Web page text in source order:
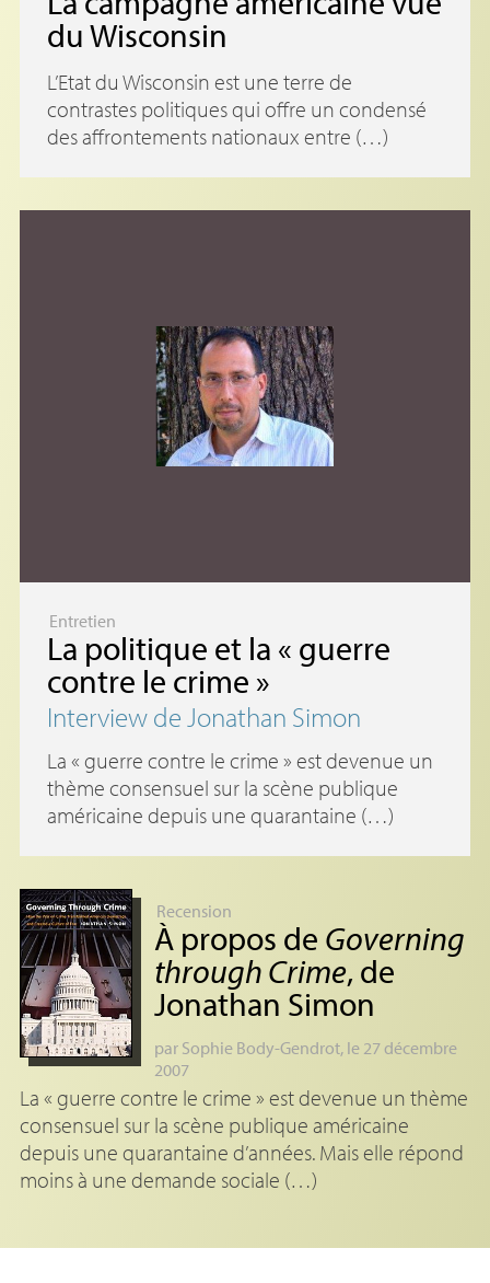
du Wisconsin
L’Etat du Wisconsin est une terre de
contrastes politiques qui offre un condensé
des affrontements nationaux entre (…)
Entretien
La politique et la « guerre
contre le crime »
Interview de Jonathan Simon
La « guerre contre le crime » est devenue un
thème consensuel sur la scène publique
américaine depuis une quarantaine (…)
Recension
À propos de Governing
through Crime, de
Jonathan Simon
par Sophie Body-Gendrot, le 27 décembre
2007
La « guerre contre le crime » est devenue un thème
consensuel sur la scène publique américaine
depuis une quarantaine d’années. Mais elle répond
moins à une demande sociale (…)